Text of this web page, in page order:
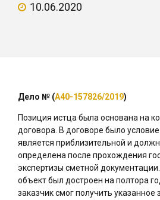
10.06.2020
Дело № (А40-157826/2019)
Позиция истца была основана на
договора. В договоре было
является приблизительной и
определена после прохождения
экспертизы сметной
объект был достроен на полтора
заказчик смог получить указанное